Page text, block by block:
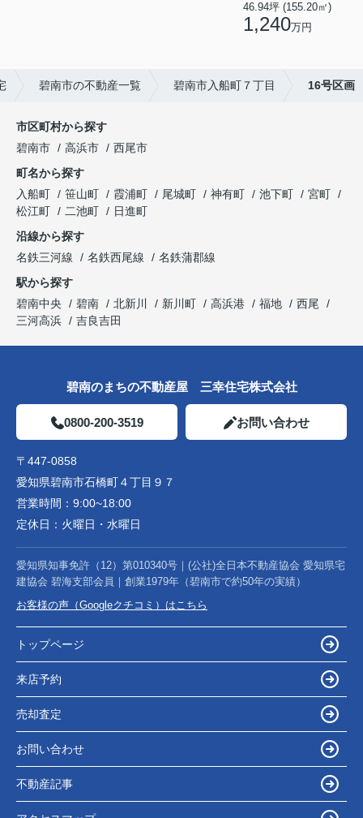
46.94坪 (155.20㎡)
1,240万円
碧南市の不動産一覧 碧南市入船町７丁目 16号区画
市区町村から探す
碧南市
高浜市
西尾市
町名から探す
入船町
笹山町 霞浦町 尾城町 神有町 池下町
宮町
松江町
二池町
日進町
沿線から探す
名鉄三河線
名鉄西尾線
名鉄蒲郡線
駅から探す
碧南中央
碧南 北新川 新川町 高浜港 福地
西尾
三河高浜
吉良吉田
碧南のまちの不動産屋 三幸住宅株式会社
0800-200-3519 お問い合わせ
〒447-0858
愛知県碧南市石橋町４丁目９７
営業時間： 9:00~18:00
定休日： 火曜日・水曜日
愛知県知事免許（12）第010340号｜(公社)全日本不動産協会 愛知県宅
建協会 碧海支部会員｜創業1979年（碧南市で約50年の実績）
お客様の声（Googleクチコミ）はこちら
トップページ
来店予約
売却査定
お問い合わせ
不動産記事